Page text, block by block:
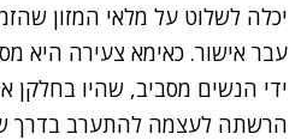
יכלה לשלוט על מלאי המזון
עבר אישור. כאימא צעירה היא
ידי הנשים מסביב, שהיו בחלקן
הרשתה לעצמה להתערב בדרך